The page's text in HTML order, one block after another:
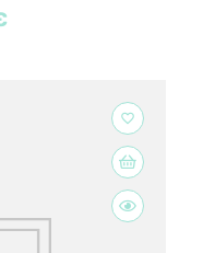
favorite_border